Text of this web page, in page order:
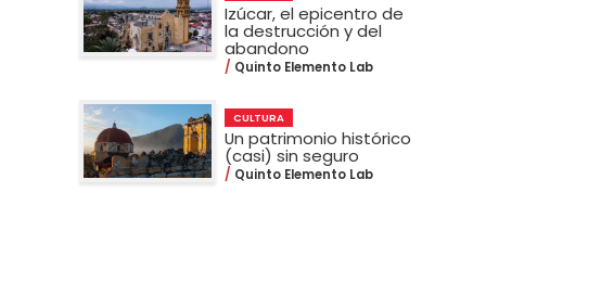
Izúcar, el epicentro de
la destrucción y del
abandono
Quinto Elemento Lab
CULTURA
Un patrimonio histórico
(casi) sin seguro
Quinto Elemento Lab